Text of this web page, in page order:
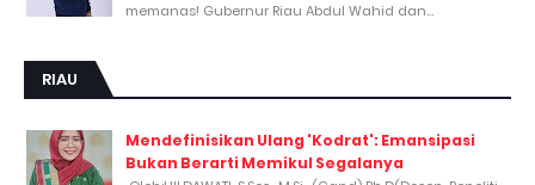
memanas! Gubernur Riau Abdul Wahid dan...
RIAU
Mendefinisikan Ulang 'Kodrat': Emansipasi
Bukan Berarti Memikul Segalanya